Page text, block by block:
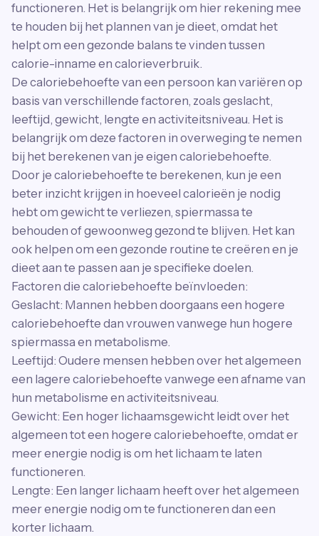
functioneren. Het is belangrijk om hier rekening mee
te houden bij het plannen van je dieet, omdat het
helpt om een gezonde balans te vinden tussen
calorie-inname en calorieverbruik.
De caloriebehoefte van een persoon kan variëren op
basis van verschillende factoren, zoals geslacht,
leeftijd, gewicht, lengte en activiteitsniveau. Het is
belangrijk om deze factoren in overweging te nemen
bij het berekenen van je eigen caloriebehoefte.
Door je caloriebehoefte te berekenen, kun je een
beter inzicht krijgen in hoeveel calorieën je nodig
hebt om gewicht te verliezen, spiermassa te
behouden of gewoonweg gezond te blijven. Het kan
ook helpen om een gezonde routine te creëren en je
dieet aan te passen aan je specifieke doelen.
Factoren die caloriebehoefte beïnvloeden:
Geslacht: Mannen hebben doorgaans een hogere
caloriebehoefte dan vrouwen vanwege hun hogere
spiermassa en metabolisme.
Leeftijd: Oudere mensen hebben over het algemeen
een lagere caloriebehoefte vanwege een afname van
hun metabolisme en activiteitsniveau.
Gewicht: Een hoger lichaamsgewicht leidt over het
algemeen tot een hogere caloriebehoefte, omdat er
meer energie nodig is om het lichaam te laten
functioneren.
Lengte: Een langer lichaam heeft over het algemeen
meer energie nodig om te functioneren dan een
korter lichaam.